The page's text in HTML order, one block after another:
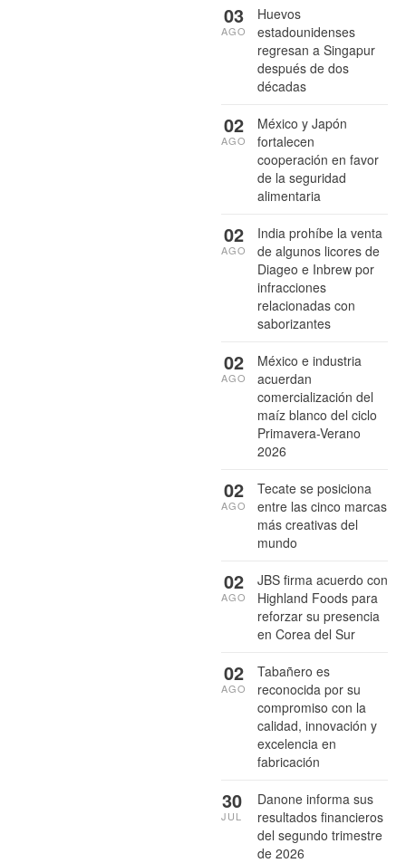
Huevos
estadounidenses
regresan a Singapur
después de dos
décadas
03
AGO
México y Japón
fortalecen
cooperación en favor
de la seguridad
alimentaria
02
AGO
India prohíbe la venta
de algunos licores de
Diageo e Inbrew por
infracciones
relacionadas con
saborizantes
02
AGO
México e industria
acuerdan
comercialización del
maíz blanco del ciclo
Primavera-Verano
2026
02
AGO
Tecate se posiciona
entre las cinco marcas
más creativas del
mundo
02
AGO
JBS firma acuerdo con
Highland Foods para
reforzar su presencia
en Corea del Sur
02
AGO
Tabañero es
reconocida por su
compromiso con la
calidad, innovación y
excelencia en
fabricación
02
AGO
Danone informa sus
resultados financieros
del segundo trimestre
de 2026
30
JUL